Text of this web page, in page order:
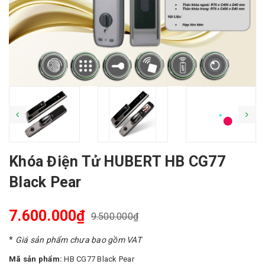
Khóa Điện Tử HUBERT HB CG77
Black Pear
7.600.000₫ 9.500.000₫
* Giá sản phẩm chưa bao gồm VAT
Mã sản phẩm:HB CG77 Black Pear